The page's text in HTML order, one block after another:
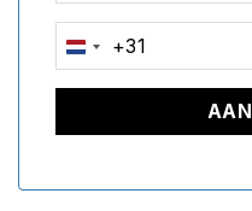
NETHERLANDS
+31
+31